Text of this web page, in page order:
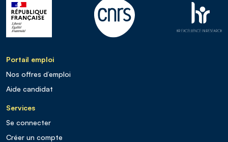
Portail emploi
Nos offres d’emploi
Aide candidat
Services
Se connecter
Créer un compte